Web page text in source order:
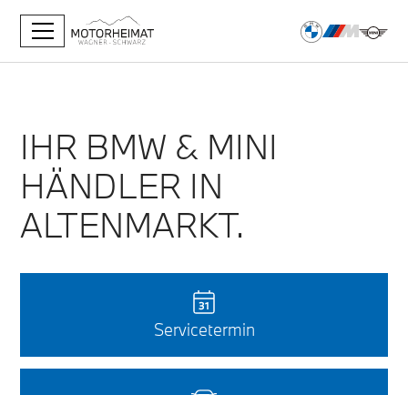
IHR BMW & MINI
HÄNDLER IN
ALTENMARKT.
Servicetermin